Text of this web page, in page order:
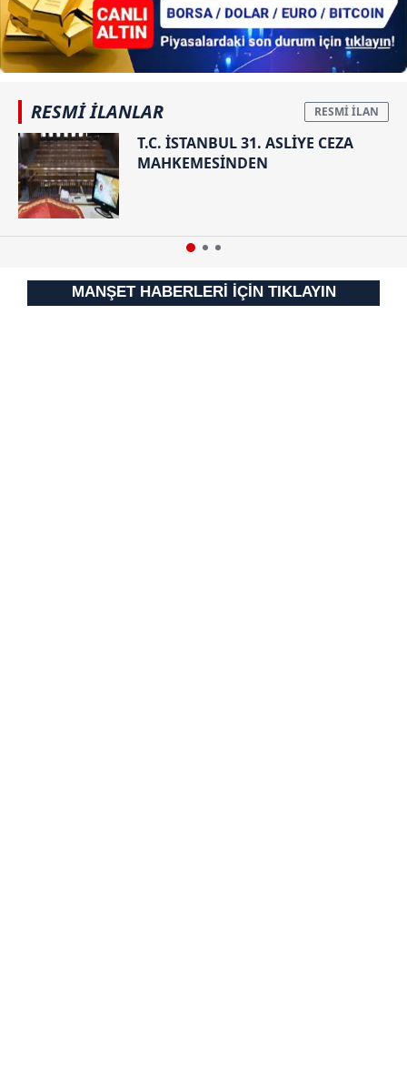
Sitemizde kendimize ve üçüncü kişilere ait çerezler
kullanılmaktadır. Bu çerezler vasıtasıyla çeşitli kişisel
verileriniz işlenmekte olup gerekli olan çerezler bilgi
toplumu hizmetlerinin sunulması amacıyla
kullanılmaktadır. Diğer çerezler, sitemizin daha işlevsel
kılınması ve kişiselleştirilmesi ve sizlere yönelik
reklam/pazarlama faaliyetlerinin yapılması, amaçlarıyla
sınırlı olarak açık rızanız dahilinde kullanılacaktır.
Çerezlere ilişkin tercihlerinizi aşağıda yer alan panel
için Ayarlar butonuna tıklayabilir,
RESMİ İLANLAR
T.C. İSTANBUL 31. ASLİYE CEZA
MAHKEMESİNDEN
MANŞET HABERLERİ İÇİN TIKLAYIN